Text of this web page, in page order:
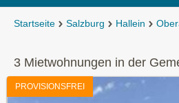
Startseite Salzburg Hallein
3 Mietwohnungen in der
PROVISIONSFREI